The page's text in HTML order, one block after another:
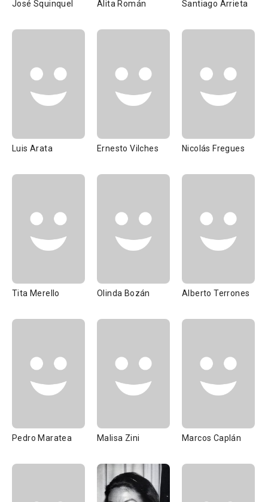
José Squinquel Alita Román Santiago Arrieta
Luis Arata Ernesto Vilches Nicolás Fregues
Tita Merello Olinda Bozán Alberto Terrones
Pedro Maratea Malisa Zini Marcos Caplán